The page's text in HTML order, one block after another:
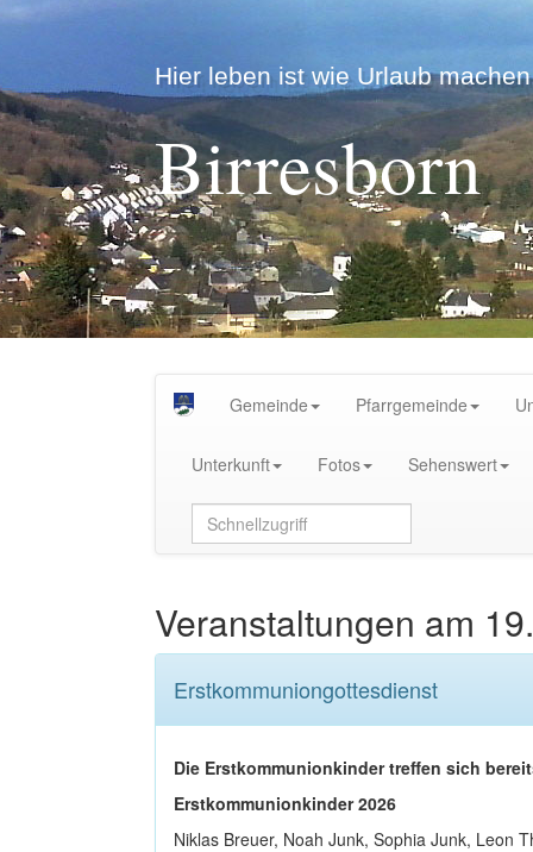
Hier leben ist wie Urlaub
Birresborn
Gemeinde Pfarrgemeinde
Unterkunft Fotos Sehenswert
Veranstaltungen am
Erstkommuniongottesdienst
Die Erstkommunionkinder treffen sich
Erstkommunionkinder 2026
Niklas Breuer, Noah Junk, Sophia Junk, Leon